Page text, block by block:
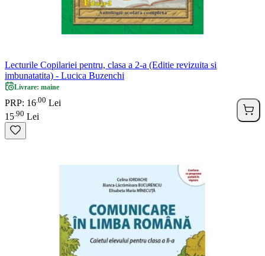
Lecturile Copilariei pentru, clasa a 2-a (Editie revizuita si
imbunatatita) - Lucica Buzenchi
Livrare: maine
PRP: 16 00 Lei
15 90 Lei